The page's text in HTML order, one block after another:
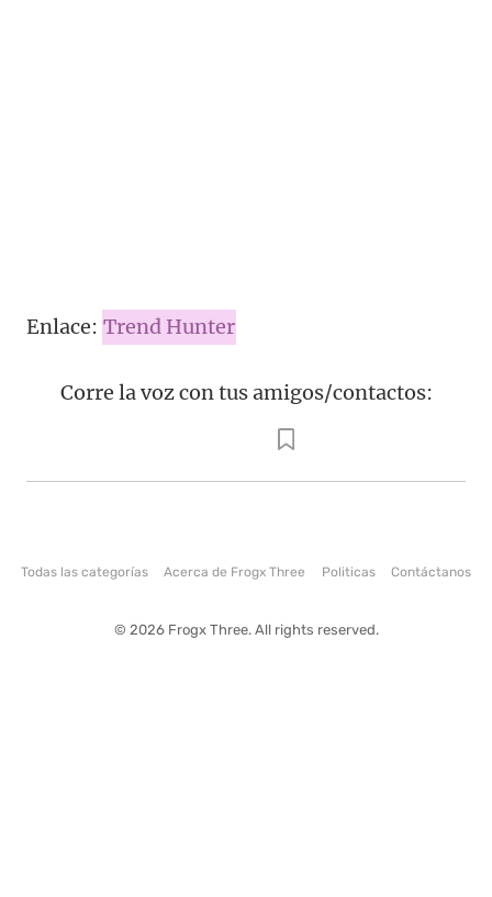
Enlace: Trend Hunter
Corre la voz con tus amigos/contactos:
Todas las categorías Acerca de Frogx Three Politicas Contáctanos
© 2026 Frogx Three. All rights reserved.